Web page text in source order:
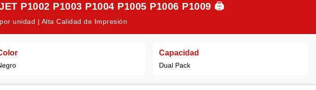
P1002 P1003 P1004 P1005 P1006 P1009 🖨️
unidad | Alta Calidad de Impresión
Capacidad
Dual Pack